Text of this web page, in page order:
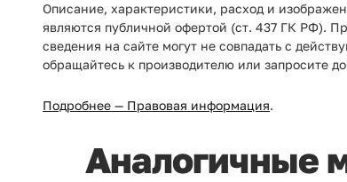
Описание, характеристики, расход и
являются публичной офертой (ст. 437 ГК РФ).
сведения на сайте могут не совпадать с
обращайтесь к производителю или запросите
Подробнее — Правовая информация.
Аналогичные